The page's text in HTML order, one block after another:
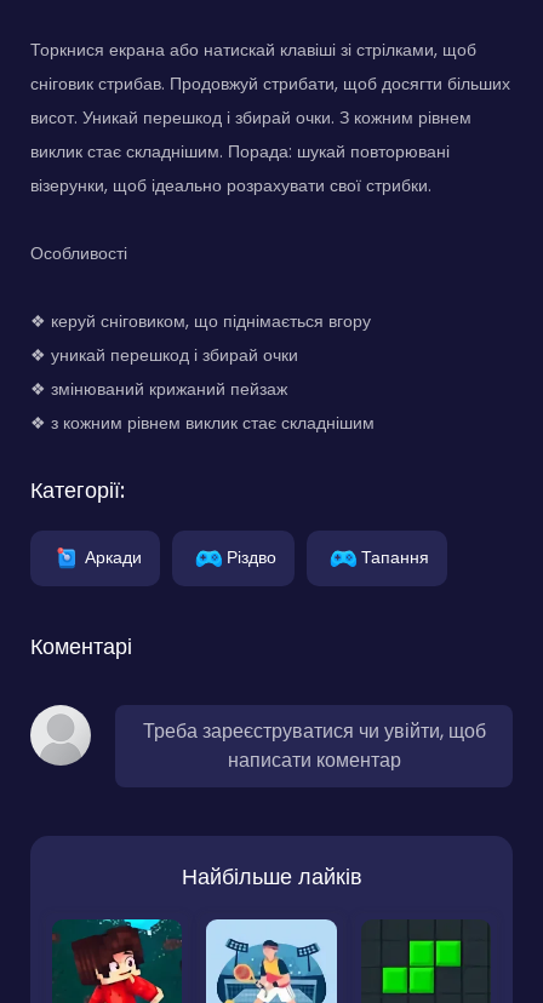
Торкнися екрана або натискай клавіші зі стрілками, щоб
сніговик стрибав. Продовжуй стрибати, щоб досягти більших
висот. Уникай перешкод і збирай очки. З кожним рівнем
виклик стає складнішим. Порада: шукай повторювані
візерунки, щоб ідеально розрахувати свої стрибки.
Особливості
❖ керуй сніговиком, що піднімається вгору
❖ уникай перешкод і збирай очки
❖ змінюваний крижаний пейзаж
❖ з кожним рівнем виклик стає складнішим
Категорії:
Аркади Різдво Тапання
Коментарі
Треба зареєструватися чи увійти, щоб
написати коментар
Найбільше лайків